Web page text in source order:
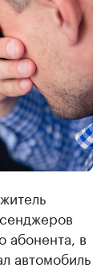
абонента, в
автомобиль